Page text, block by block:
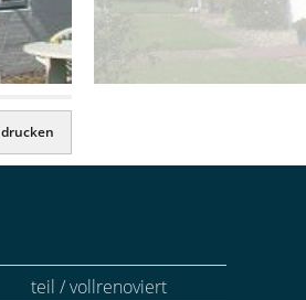
drucken
teil / vollrenoviert